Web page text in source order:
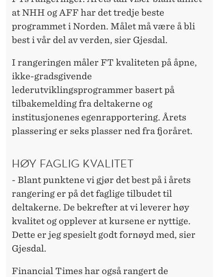
at NHH og AFF har det tredje beste
programmet i Norden. Målet må være å bli
best i vår del av verden, sier Gjesdal.
I rangeringen måler FT kvaliteten på åpne,
ikke-gradsgivende
lederutviklingsprogrammer basert på
tilbakemelding fra deltakerne og
institusjonenes egenrapportering. Årets
plassering er seks plasser ned fra fjoråret.
HØY FAGLIG KVALITET
- Blant punktene vi gjør det best på i årets
rangering er på det faglige tilbudet til
deltakerne. De bekrefter at vi leverer høy
kvalitet og opplever at kursene er nyttige.
Dette er jeg spesielt godt fornøyd med, sier
Gjesdal.
Financial Times har også rangert de